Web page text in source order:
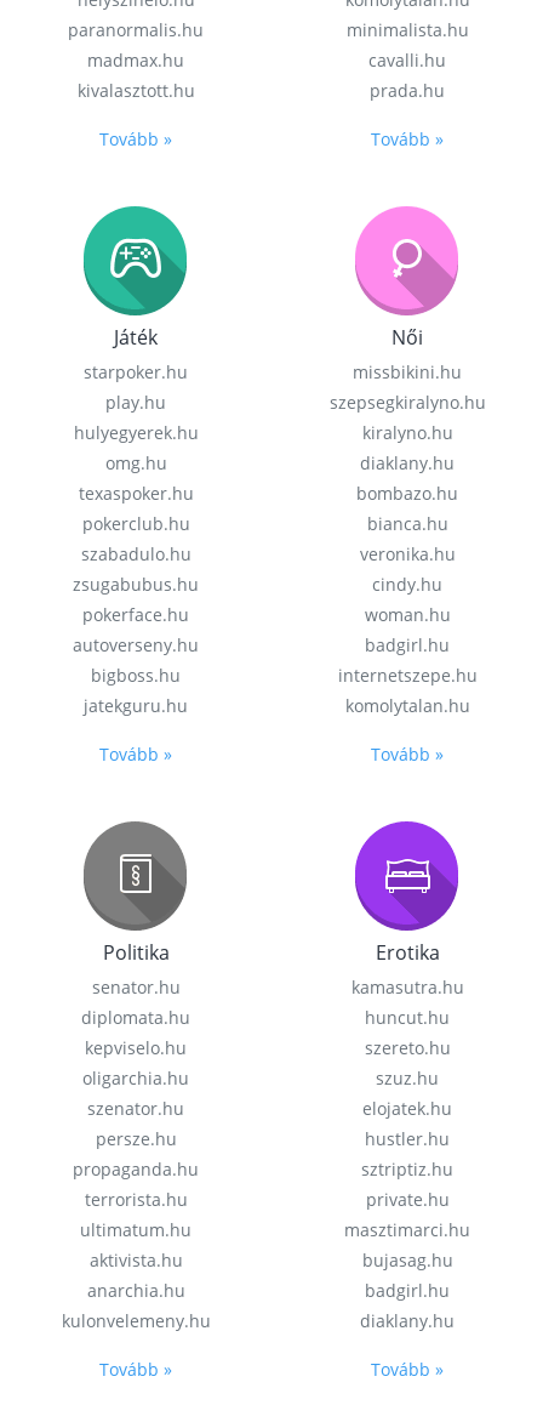
paranormalis.hu
madmax.hu
kivalasztott.hu
Tovább »
minimalista.hu
cavalli.hu
prada.hu
Tovább »
Játék
starpoker.hu
play.hu
hulyegyerek.hu
omg.hu
texaspoker.hu
pokerclub.hu
szabadulo.hu
zsugabubus.hu
pokerface.hu
autoverseny.hu
bigboss.hu
jatekguru.hu
Tovább »
Női
missbikini.hu
szepsegkiralyno.hu
kiralyno.hu
diaklany.hu
bombazo.hu
bianca.hu
veronika.hu
cindy.hu
woman.hu
badgirl.hu
internetszepe.hu
komolytalan.hu
Tovább »
Politika
senator.hu
diplomata.hu
kepviselo.hu
oligarchia.hu
szenator.hu
persze.hu
propaganda.hu
terrorista.hu
ultimatum.hu
aktivista.hu
anarchia.hu
kulonvelemeny.hu
Tovább »
Erotika
kamasutra.hu
huncut.hu
szereto.hu
szuz.hu
elojatek.hu
hustler.hu
sztriptiz.hu
private.hu
masztimarci.hu
bujasag.hu
badgirl.hu
diaklany.hu
Tovább »